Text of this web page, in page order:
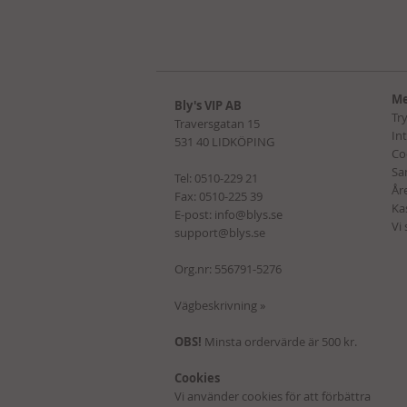
Bly's VIP AB
Traversgatan 15
531 40 LIDKÖPING
Tel: 0510-229 21
Fax: 0510-225 39
E-post: info@blys.se
support@blys.se
Org.nr: 556791-5276
Vägbeskrivning »
OBS! Minsta ordervärde är 500 kr.
Cookies
Vi använder cookies för att förbättra
Vi